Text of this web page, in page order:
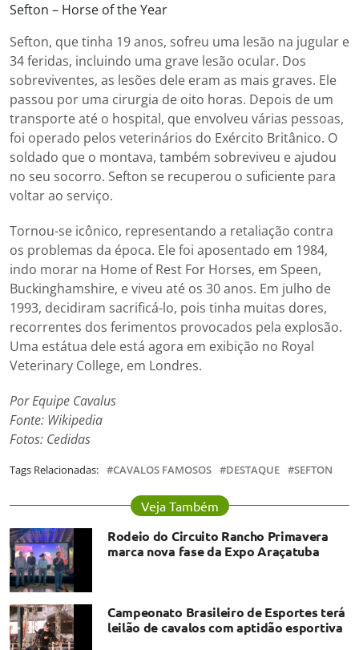
Sefton – Horse of the Year
Sefton, que tinha 19 anos, sofreu uma lesão na jugular e
34 feridas, incluindo uma grave lesão ocular. Dos
sobreviventes, as lesões dele eram as mais graves. Ele
passou por uma cirurgia de oito horas. Depois de um
transporte até o hospital, que envolveu várias pessoas,
foi operado pelos veterinários do Exército Britânico. O
soldado que o montava, também sobreviveu e ajudou
no seu socorro. Sefton se recuperou o suficiente para
voltar ao serviço.
Tornou-se icônico, representando a retaliação contra
os problemas da época. Ele foi aposentado em 1984,
indo morar na Home of Rest For Horses, em Speen,
Buckinghamshire, e viveu até os 30 anos. Em julho de
1993, decidiram sacrificá-lo, pois tinha muitas dores,
recorrentes dos ferimentos provocados pela explosão.
Uma estátua dele está agora em exibição no Royal
Veterinary College, em Londres.
Por Equipe Cavalus
Fonte: Wikipedia
Fotos: Cedidas
Tags Relacionadas: CAVALOS FAMOSOS DESTAQUE SEFTON
Veja Também
Rodeio do Circuito Rancho Primavera
marca nova fase da Expo Araçatuba
Campeonato Brasileiro de Esportes terá
leilão de cavalos com aptidão esportiva